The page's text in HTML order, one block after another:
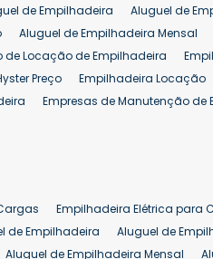
de Empilhadeira Aluguel de
Aluguel de Empilhadeira Mensal
de Locação de Empilhadeira
Preço Empilhadeira Locação
Empresas de Manutenção de
de Empilhadeira 25 ton
Empilhadeira Elétrica para
de Empilhadeira Aluguel de
Aluguel de Empilhadeira Mensal